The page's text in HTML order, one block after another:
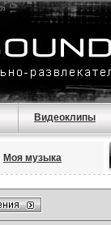
Видеоклипы
Моя музыка